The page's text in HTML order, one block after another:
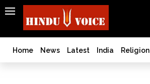
SEARCH
India
Bangladesh
West
Home News Latest India Religion